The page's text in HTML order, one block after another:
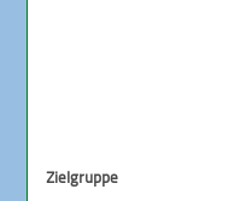
Zielgruppe